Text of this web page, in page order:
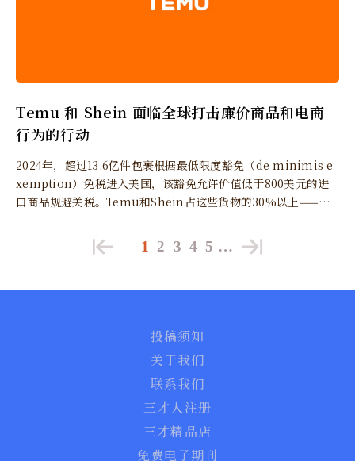
Temu 和 Shein 面临全球打击廉价商品和电商
行为的行动
2024年，超过13.6亿件包裹根据最低限度豁免（de minimis e
xemption）免税进入美国，该豁免允许价值低于800美元的进
口商品规避关税。Temu和Shein占这些货物的30%以上——约4
1 2 3 4 5 …
投稿须知
关于我们
联系我们
三才人注册
三才精品店
免费电子期刊